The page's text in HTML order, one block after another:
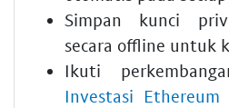
Simpan kunci
secara offline untuk
Ikuti
Investasi Ethereum